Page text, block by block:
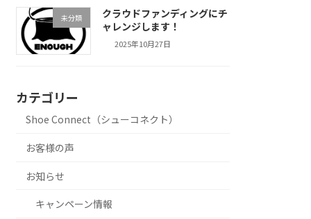
未分類
クラウドファンディングにチ
ャレンジします！
2025年10月27日
カテゴリー
Shoe Connect（シューコネクト）
お客様の声
お知らせ
キャンペーン情報